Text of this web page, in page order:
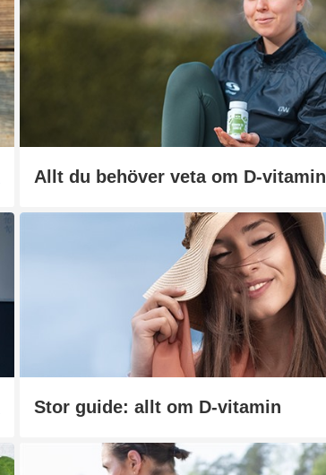
Allt du behöver veta om D-vitamin
Stor guide: allt om D-vitamin